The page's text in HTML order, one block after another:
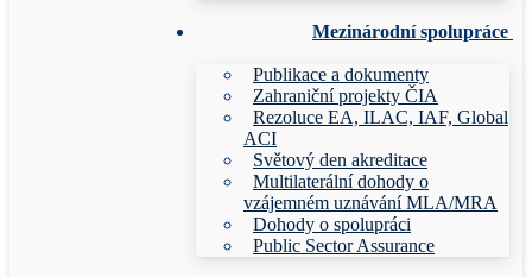
Mezinárodní spolupráce
Publikace a dokumenty
Zahraniční projekty ČIA
Rezoluce EA, ILAC, IAF, Global
ACI
Světový den akreditace
Multilaterální dohody o
vzájemném uznávání MLA/MRA
Dohody o spolupráci
Public Sector Assurance